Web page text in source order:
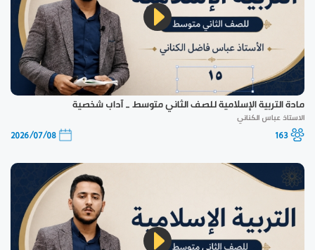
مادة التربية الإسلامية للصف الثاني متوسط _ آداب شخصية
الاستاذ عباس الكناني
163
2026/07/08